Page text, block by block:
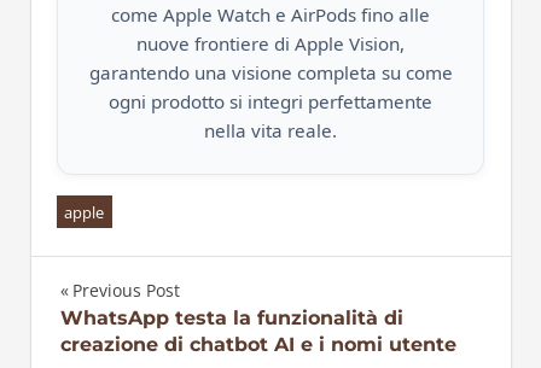
come Apple Watch e AirPods fino alle
nuove frontiere di Apple Vision,
garantendo una visione completa su come
ogni prodotto si integri perfettamente
nella vita reale.
apple
Navigazione
Previous Post
WhatsApp testa la funzionalità di
creazione di chatbot AI e i nomi utente